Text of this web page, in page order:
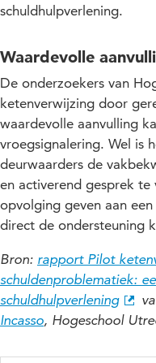
schuldhulpverlening.
Waardevolle
De onderzoekers van
ketenverwijzing door
waardevolle aanvulling
vroegsignalering. Wel is
deurwaarders de
en activerend gesprek te
opvolging geven aan
direct de ondersteuning
Bron: rapport Pilot
schuldenproblematiek:
schuldhulpverlening
Incasso, Hogeschool